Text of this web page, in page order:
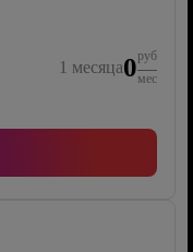
1 месяца0руб
мес